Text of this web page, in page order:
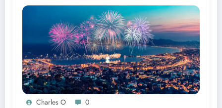
Charles O 0